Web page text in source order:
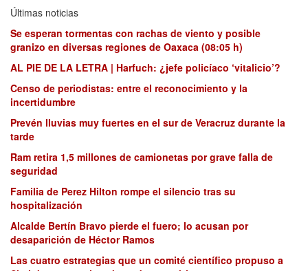
Últimas noticias
Se esperan tormentas con rachas de viento y posible
granizo en diversas regiones de Oaxaca (08:05 h)
AL PIE DE LA LETRA | Harfuch: ¿jefe policíaco ‘vitalicio’?
Censo de periodistas: entre el reconocimiento y la
incertidumbre
Prevén lluvias muy fuertes en el sur de Veracruz durante la
tarde
Ram retira 1,5 millones de camionetas por grave falla de
seguridad
Familia de Perez Hilton rompe el silencio tras su
hospitalización
Alcalde Bertín Bravo pierde el fuero; lo acusan por
desaparición de Héctor Ramos
Las cuatro estrategias que un comité científico propuso a